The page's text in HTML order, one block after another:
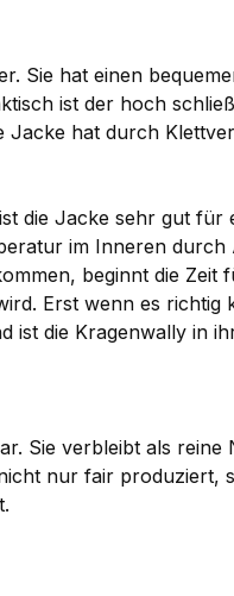
Sie hat einen
ist der hoch
hat durch
die Jacke sehr gut
im Inneren
beginnt die
Erst wenn es
ist die Kragenwally in
Sie verbleibt als
nur fair